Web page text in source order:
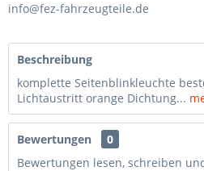
info@fez-fahrzeugteile.de
Beschreibung
komplette Seitenblinkleuchte
Lichtaustritt orange Dichtung...
Bewertungen
0
Bewertungen lesen, schreiben